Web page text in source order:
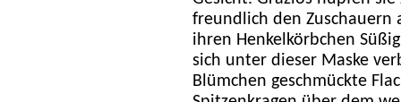
freundlich den Zuschauern
ihren Henkelkörbchen
sich unter dieser Maske
Blümchen geschmückte